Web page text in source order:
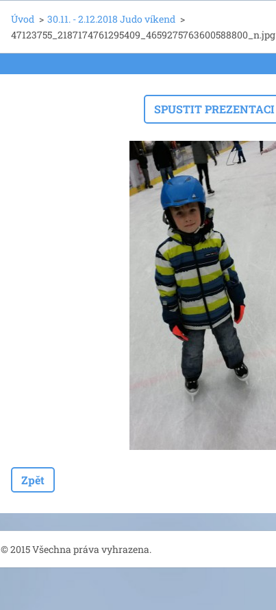
Úvod > 30.11. - 2.12.2018 Judo víkend >
47123755_2187174761295409_4659275763600588800_n.jpg
SPUSTIT PREZENTACI
Zpět
© 2015 Všechna práva vyhrazena.